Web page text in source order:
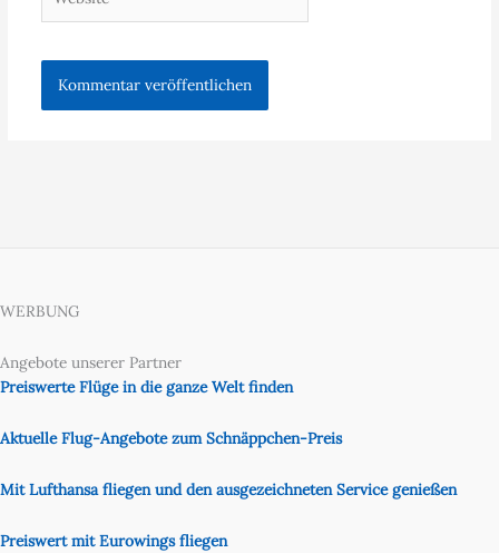
WERBUNG
Angebote unserer Partner
Preiswerte Flüge in die ganze Welt finden
Aktuelle Flug-Angebote zum Schnäppchen-Preis
Mit Lufthansa fliegen und den ausgezeichneten Service genießen
Preiswert mit Eurowings fliegen